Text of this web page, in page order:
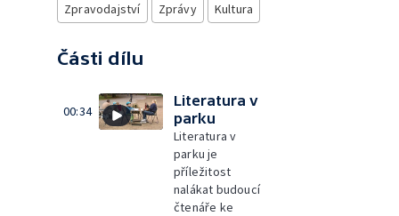
Zpravodajství Zprávy Kultura
Části dílu
00:34
Literatura v
parku
Literatura v
parku je
příležitost
nalákat budoucí
čtenáře ke